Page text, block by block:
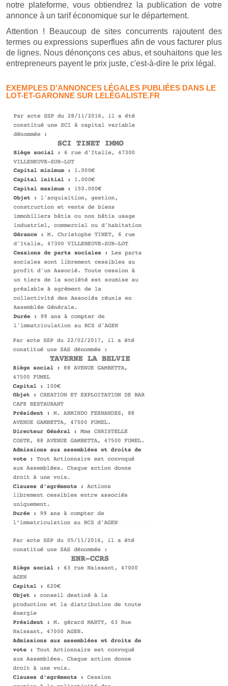
notre plateforme, vous obtiendrez la publication de votre
annonce à un tarif économique sur le département.
Attention ! Beaucoup de sites concurrents rajoutent des
termes ou expressions superflues afin de vous facturer plus
de lignes. Nous dénonçons ces abus, et souhaitons que les
entrepreneurs payent le prix juste, c'est-à-dire le prix légal.
EXEMPLES D'ANNONCES LÉGALES PUBLIÉES DANS LE
LOT-ET-GARONNE SUR LELÉGALISTE.FR